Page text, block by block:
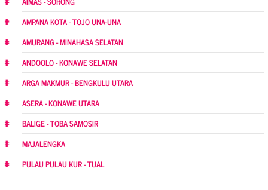
AMPANA KOTA - TOJO UNA-UNA
AMURANG - MINAHASA SELATAN
ANDOOLO - KONAWE SELATAN
ARGA MAKMUR - BENGKULU UTARA
ASERA - KONAWE UTARA
BALIGE - TOBA SAMOSIR
MAJALENGKA
PULAU PULAU KUR - TUAL